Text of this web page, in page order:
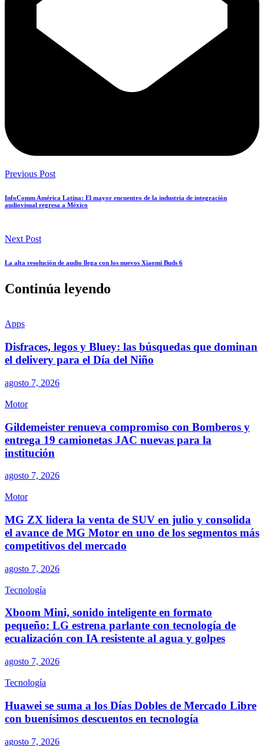
Previous Post
InfoComm América Latina: El mayor encuentro de la industria de integración
audiovisual regresa a México
Next Post
La alta resolución de audio llega con los nuevos Xiaomi Buds 6
Continúa leyendo
Apps
Disfraces, legos y Bluey: las búsquedas que dominan
el delivery para el Día del Niño
agosto 7, 2026
Motor
Gildemeister renueva compromiso con Bomberos y
entrega 19 camionetas JAC nuevas para la
institución
agosto 7, 2026
Motor
MG ZX lidera la venta de SUV en julio y consolida
el avance de MG Motor en uno de los segmentos más
competitivos del mercado
agosto 7, 2026
Tecnología
Xboom Mini, sonido inteligente en formato
pequeño: LG estrena parlante con tecnología de
ecualización con IA resistente al agua y golpes
agosto 7, 2026
Tecnología
Huawei se suma a los Días Dobles de Mercado Libre
con buenísimos descuentos en tecnología
agosto 7, 2026